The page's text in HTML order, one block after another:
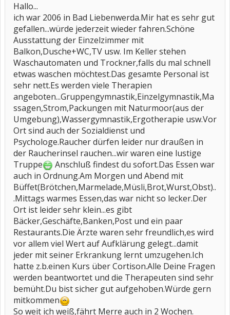
Hallo...
ich war 2006 in Bad Liebenwerda.Mir hat es sehr gut
gefallen...würde jederzeit wieder fahren.Schöne
Ausstattung der Einzelzimmer mit
Balkon,Dusche+WC,TV usw. Im Keller stehen
Waschautomaten und Trockner,falls du mal schnell
etwas waschen möchtest.Das gesamte Personal ist
sehr nett.Es werden viele Therapien
angeboten...Gruppengymnastik,Einzelgymnastik,Ma
ssagen,Strom,Packungen mit Naturmoor(aus der
Umgebung),Wassergymnastik,Ergotherapie usw.Vor
Ort sind auch der Sozialdienst und
Psychologe.Raucher dürfen leider nur draußen in
der Raucherinsel rauchen...wir waren eine lustige
Truppe
Anschluß findest du sofort.Das Essen war
auch in Ordnung.Am Morgen und Abend mit
Büffet(Brötchen,Marmelade,Müsli,Brot,Wurst,Obst)..
.Mittags warmes Essen,das war nicht so lecker.Der
Ort ist leider sehr klein...es gibt
Bäcker,Geschäfte,Banken,Post und ein paar
Restaurants.Die Ärzte waren sehr freundlich,es wird
vor allem viel Wert auf Aufklärung gelegt...damit
jeder mit seiner Erkrankung lernt umzugehen.Ich
hatte z.b.einen Kurs über Cortison.Alle Deine Fragen
werden beantwortet und die Therapeuten sind sehr
bemüht.Du bist sicher gut aufgehoben.Würde gern
mitkommen
So weit ich weiß,fährt Merre auch in 2 Wochen.